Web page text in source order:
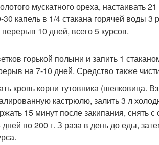
мускатного ореха, настаивать
капель в 1/4 стакана горячей воды
10 дней, всего 5 курсов.
горькой полыни и запить 1
на 7-10 дней. Средство также
кровь корни тутовника (шелковица.
кастрюлю, залить 3 л
15 минут после закипания, снять с
по 200 г. З раза в день до еды,